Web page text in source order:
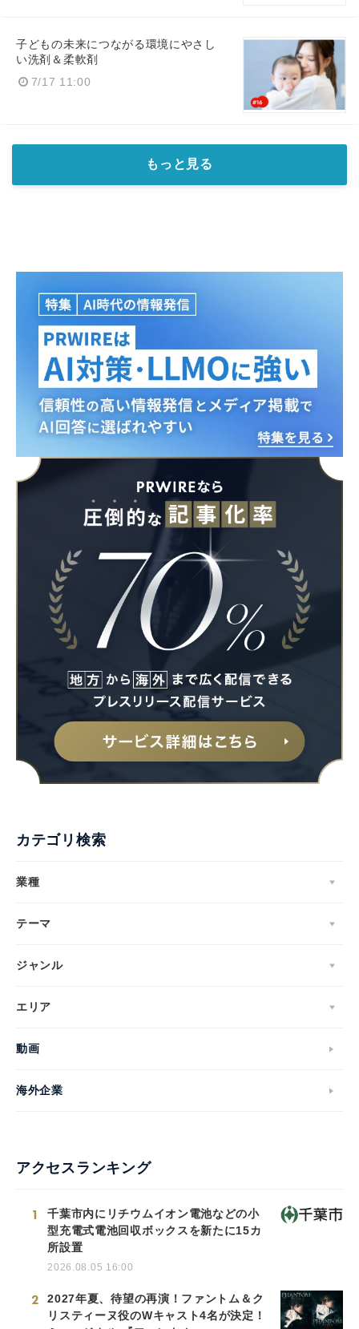
子どもの未来につながる環境にやさし
い洗剤＆柔軟剤
7/17 11:00
もっと見る
カテゴリ検索
業種
テーマ
ジャンル
エリア
動画
海外企業
アクセスランキング
1
千葉市内にリチウムイオン電池などの小
型充電式電池回収ボックスを新たに15カ
所設置
2026.08.05 16:00
2
2027年夏、待望の再演！ファントム＆ク
リスティーヌ役のWキャスト4名が決定！